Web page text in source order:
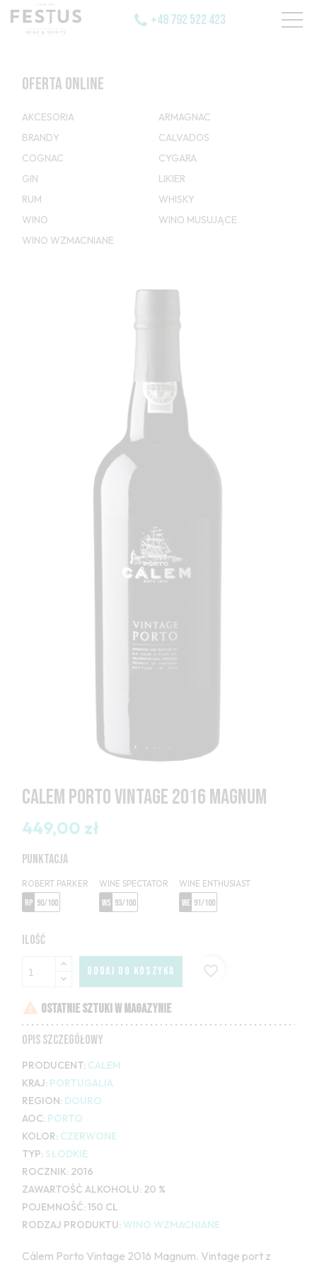
+48 792 522 423
OFERTA ONLINE
AKCESORIA
ARMAGNAC
BRANDY
CALVADOS
COGNAC
CYGARA
GIN
LIKIER
RUM
WHISKY
WINO
WINO MUSUJĄCE
WINO WZMACNIANE
CALEM PORTO VINTAGE 2016 MAGNUM
449,00 zł
PUNKTACJA
ROBERT PARKER
RP 90/100
WINE SPECTATOR
WS 93/100
WINE ENTHUSIAST
WE 91/100
ILOŚĆ
DODAJ DO KOSZYKA favorite_border
 OSTATNIE SZTUKI W MAGAZYNIE
OPIS SZCZEGÓŁOWY
PRODUCENT: CALEM
KRAJ: PORTUGALIA
REGION: DOURO
AOC: PORTO
KOLOR: CZERWONE
TYP: SŁODKIE
ROCZNIK: 2016
ZAWARTOŚĆ ALKOHOLU: 20 %
POJEMNOŚĆ: 150 CL
RODZAJ PRODUKTU: WINO WZMACNIANE
Cálem Porto Vintage 2016 Magnum. Vintage port z